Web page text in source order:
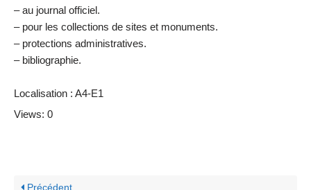
– au journal officiel.
– pour les collections de sites et monuments.
– protections administratives.
– bibliographie.
Localisation : A4-E1
Views: 0
Précédent